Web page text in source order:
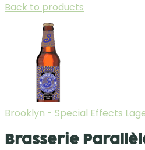
Back to products
Brooklyn - Special Effects
Brasserie